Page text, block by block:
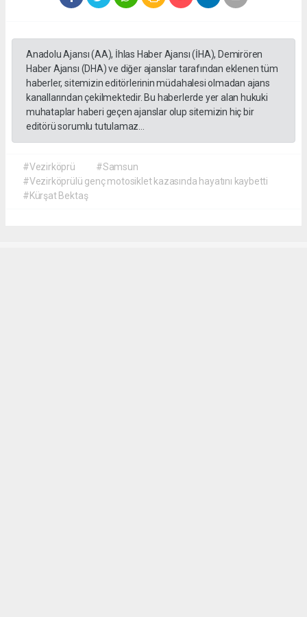
Anadolu Ajansı (AA), İhlas Haber Ajansı (İHA), Demirören
Haber Ajansı (DHA) ve diğer ajanslar tarafından eklenen tüm
haberler, sitemizin editörlerinin müdahalesi olmadan ajans
kanallarından çekilmektedir. Bu haberlerde yer alan hukuki
muhataplar haberi geçen ajanslar olup sitemizin hiç bir
editörü sorumlu tutulamaz...
#Vezirköprü
#Samsun
#Vezirköprülü genç motosiklet kazasında hayatını kaybetti
#Kürşat Bektaş